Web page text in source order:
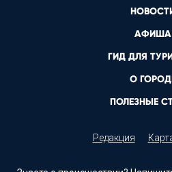
АФИША
ГИД ДЛЯ
О
ПОЛЕЗНЫЕ
Редакция